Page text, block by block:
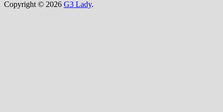
Copyright © 2026 G3 Lady.